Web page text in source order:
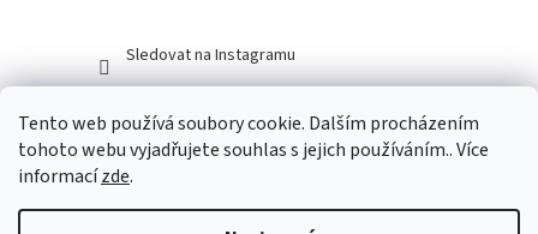
Tento web používá soubory cookie. Dalším procházením
tohoto webu vyjadřujete souhlas s jejich používáním.. Více
informacízde.
Sledovat na Instagramu